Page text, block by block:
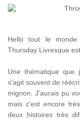
Hello tout le
Thursday Livresque
Une thématique que
s'agit souvent de
mignon. J'aurais pu
mais c'est encore
deux histoires très